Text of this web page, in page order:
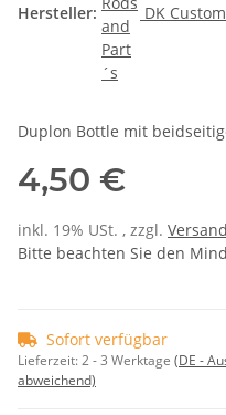
Hersteller: DK
Duplon Bottle mit
4,50 €
inkl. 19% USt. , zzgl. Versand
Bitte beachten Sie den
Sofort verfügbar
Lieferzeit:2 - 3 Werktage (DE -
abweichend)